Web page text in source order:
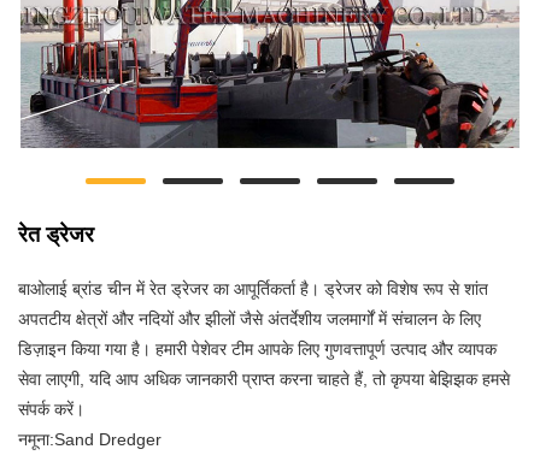
रेत ड्रेजर
बाओलाई ब्रांड चीन में रेत ड्रेजर का आपूर्तिकर्ता है। ड्रेजर को विशेष रूप से शांत
अपतटीय क्षेत्रों और नदियों और झीलों जैसे अंतर्देशीय जलमार्गों में संचालन के लिए
डिज़ाइन किया गया है। हमारी पेशेवर टीम आपके लिए गुणवत्तापूर्ण उत्पाद और व्यापक
सेवा लाएगी, यदि आप अधिक जानकारी प्राप्त करना चाहते हैं, तो कृपया बेझिझक हमसे
संपर्क करें।
नमूना:Sand Dredger